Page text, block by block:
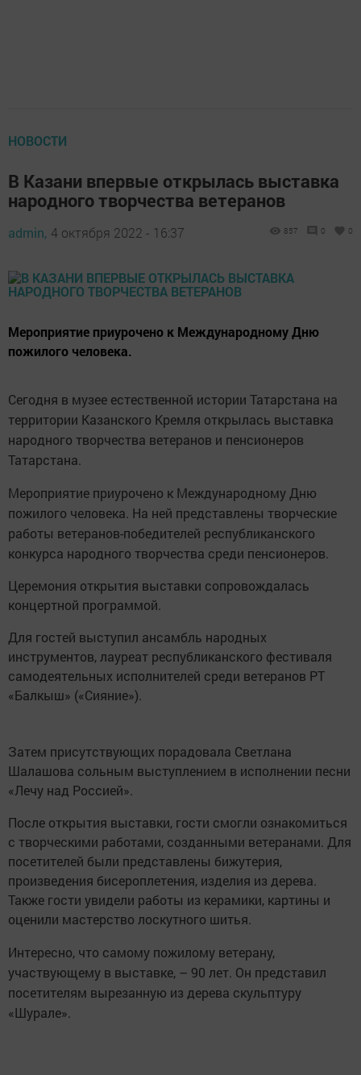
НОВОСТИ
В Казани впервые открылась выставка
народного творчества ветеранов
admin, 4 октября 2022 - 16:37 857 0 0
Мероприятие приурочено к Международному Дню
пожилого человека.
Сегодня в музее естественной истории Татарстана на
территории Казанского Кремля открылась выставка
народного творчества ветеранов и пенсионеров
Татарстана.
Мероприятие приурочено к Международному Дню
пожилого человека. На ней представлены творческие
работы ветеранов-победителей республиканского
конкурса народного творчества среди пенсионеров.
Церемония открытия выставки сопровождалась
концертной программой.
Для гостей выступил ансамбль народных
инструментов, лауреат республиканского фестиваля
самодеятельных исполнителей среди ветеранов РТ
«Балкыш» («Сияние»).
Затем присутствующих порадовала Светлана
Шалашова сольным выступлением в исполнении песни
«Лечу над Россией».
После открытия выставки, гости смогли ознакомиться
с творческими работами, созданными ветеранами. Для
посетителей были представлены бижутерия,
произведения бисероплетения, изделия из дерева.
Также гости увидели работы из керамики, картины и
оценили мастерство лоскутного шитья.
Интересно, что самому пожилому ветерану,
участвующему в выставке, – 90 лет. Он представил
посетителям вырезанную из дерева скульптуру
«Шурале».